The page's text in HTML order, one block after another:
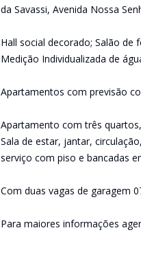
da Savassi, Avenida Nossa
Hall social decorado; Salão de
Medição Individualizada de
Apartamentos com previsão
Apartamento com três
Sala de estar, jantar,
serviço com piso e bancadas
Com duas vagas de garagem
Para maiores informações